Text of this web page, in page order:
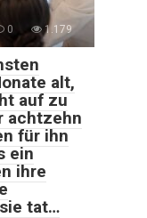
0 1.179
alt,
auf zu
achtzehn
für ihn
ein
ihre
tat…